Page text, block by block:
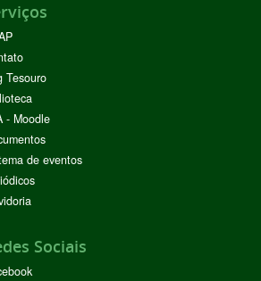
Tesouro
- Moodle
de eventos
Sociais